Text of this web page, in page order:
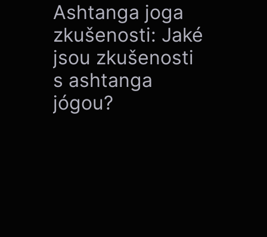
Ashtanga joga
zkušenosti: Jaké
jsou zkušenosti
s ashtanga
jógou?